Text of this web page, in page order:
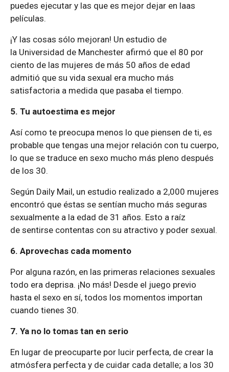
puedes ejecutar y las que es mejor dejar en laas
películas.
¡Y las cosas sólo mejoran! Un estudio de
la Universidad de Manchester afirmó que el 80 por
ciento de las mujeres de más 50 años de edad
admitió que su vida sexual era mucho más
satisfactoria a medida que pasaba el tiempo.
5. Tu autoestima es mejor
Así como te preocupa menos lo que piensen de ti, es
probable que tengas una mejor relación con tu cuerpo,
lo que se traduce en sexo mucho más pleno después
de los 30.
Según Daily Mail, un estudio realizado a 2,000 mujeres
encontró que éstas se sentían mucho más seguras
sexualmente a la edad de 31 años. Esto a raíz
de sentirse contentas con su atractivo y poder sexual.
6. Aprovechas cada momento
Por alguna razón, en las primeras relaciones sexuales
todo era deprisa. ¡No más! Desde el juego previo
hasta el sexo en sí, todos los momentos importan
cuando tienes 30.
7. Ya no lo tomas tan en serio
En lugar de preocuparte por lucir perfecta, de crear la
atmósfera perfecta y de cuidar cada detalle; a los 30